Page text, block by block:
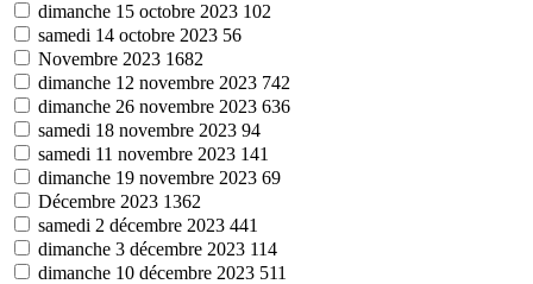
dimanche 15 octobre 2023 102
samedi 14 octobre 2023 56
Novembre 2023 1682
dimanche 12 novembre 2023 742
dimanche 26 novembre 2023 636
samedi 18 novembre 2023 94
samedi 11 novembre 2023 141
dimanche 19 novembre 2023 69
Décembre 2023 1362
samedi 2 décembre 2023 441
dimanche 3 décembre 2023 114
dimanche 10 décembre 2023 511